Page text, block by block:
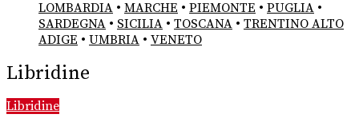
LOMBARDIA • MARCHE • PIEMONTE • PUGLIA •
SARDEGNA • SICILIA • TOSCANA • TRENTINO ALTO
ADIGE • UMBRIA • VENETO
Libridine
Libridine